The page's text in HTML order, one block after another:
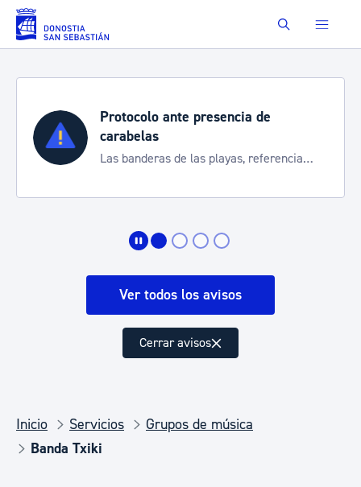
Saltar al contenido principal Buscar
Protocolo ante presencia de
carabelas
Las banderas de las playas, referencia
Ver todos los avisos
Cerrar avisos
Inicio Servicios
Grupos de música
Banda Txiki